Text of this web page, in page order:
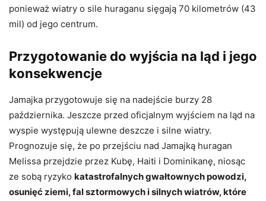
ponieważ wiatry o sile huraganu sięgają 70 kilometrów (43
mil) od jego centrum.
Przygotowanie do wyjścia na ląd i jego
konsekwencje
Jamajka przygotowuje się na nadejście burzy 28
października. Jeszcze przed oficjalnym wyjściem na ląd na
wyspie występują ulewne deszcze i silne wiatry.
Prognozuje się, że po przejściu nad Jamajką huragan
Melissa przejdzie przez Kubę, Haiti i Dominikanę, niosąc
ze sobą ryzyko katastrofalnych gwałtownych powodzi,
osunięć ziemi, fal sztormowych i silnych wiatrów, które